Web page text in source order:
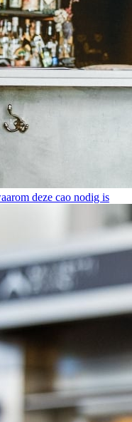
deze cao nodig is